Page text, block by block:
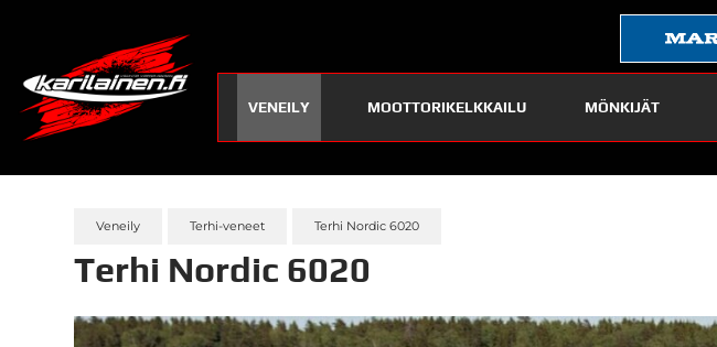
VENEILY MOOTTORIKELKKAILU MÖNKIJÄT
Veneily Terhi-veneet Terhi Nordic 6020
Terhi Nordic 6020